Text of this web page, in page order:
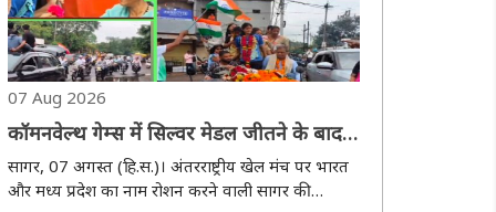
07 Aug 2026
कॉमनवेल्थ गेम्स में सिल्वर मेडल जीतने के बाद
गृह नगर पहुंची सागर की बेटी यामिनी मौर्य, हुआ
भव्य स्वागत
सागर, 07 अगस्त (हि.स.)। अंतरराष्ट्रीय खेल मंच पर भारत
और मध्य प्रदेश का नाम रोशन करने वाली सागर की